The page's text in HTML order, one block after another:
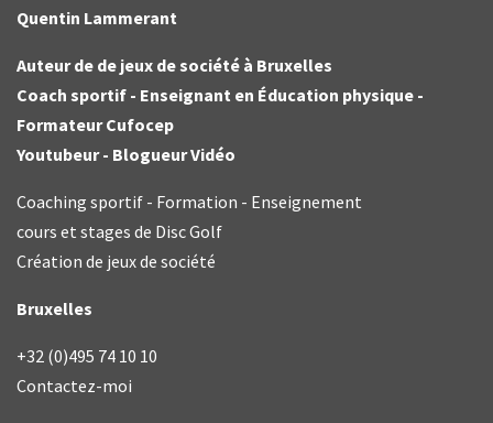
Quentin Lammerant
Auteur de de jeux de société à Bruxelles
Coach sportif - Enseignant en Éducation physique -
Formateur Cufocep
Youtubeur - Blogueur Vidéo
Coaching sportif - Formation - Enseignement
cours et stages de Disc Golf
Création de jeux de société
Bruxelles
+32 (0)495 74 10 10
Contactez-moi